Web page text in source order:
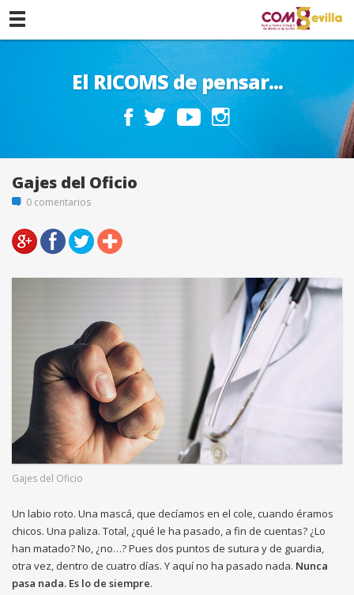
El RICOMS de pensar...
Gajes del Oficio
0 comentarios
Gajes del Oficio
Un labio roto. Una mascá, que decíamos en el cole, cuando éramos
chicos. Una paliza. Total, ¿qué le ha pasado, a fin de cuentas? ¿Lo
han matado? No, ¿no…? Pues dos puntos de sutura y de guardia,
otra vez, dentro de cuatro días. Y aquí no ha pasado nada. Nunca
pasa nada. Es lo de siempre.